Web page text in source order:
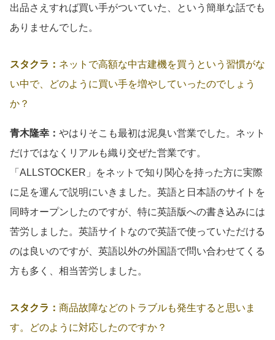
出品さえすれば買い手がついていた、という簡単な話でも
ありませんでした。
スタクラ： ネットで高額な中古建機を買うという習慣がな
い中で、どのように買い手を増やしていったのでしょう
か？
青木隆幸： やはりそこも最初は泥臭い営業でした。ネット
だけではなくリアルも織り交ぜた営業です。
「ALLSTOCKER」をネットで知り関心を持った方に実際
に足を運んで説明にいきました。英語と日本語のサイトを
同時オープンしたのですが、特に英語版への書き込みには
苦労しました。英語サイトなので英語で使っていただける
のは良いのですが、英語以外の外国語で問い合わせてくる
方も多く、相当苦労しました。
スタクラ： 商品故障などのトラブルも発生すると思いま
す。どのように対応したのですか？